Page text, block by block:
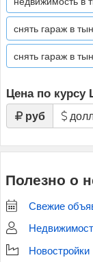
снять гараж в
снять гараж в
Цена по курсу
руб
Полезно о
Свежие
Новостройки